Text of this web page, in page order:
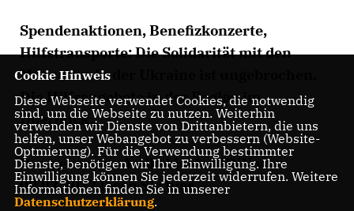
Spendenaktionen, Benefizkonzerte,
Hilfstransporte: Die Solidarität mit den
Menschen in der Ukraine ist ungebrochen.
Die Hilfsangebote in der Region im
Überblick.
Den gesamten Artikel in den PNN vom
09.03.2022 lesen Siehier.
Cookie Hinweis
Diese Webseite verwendet Cookies, die notwendig
sind, um die Webseite zu nutzen. Weiterhin
verwenden wir Dienste von Drittanbietern, die uns
helfen, unser Webangebot zu verbessern (Website-
Optmierung). Für die Verwendung bestimmter
Dienste, benötigen wir Ihre Einwilligung. Ihre
Einwilligung können Sie jederzeit widerrufen. Weitere
Informationen finden Sie in unserer
Datenschutzerklärung.